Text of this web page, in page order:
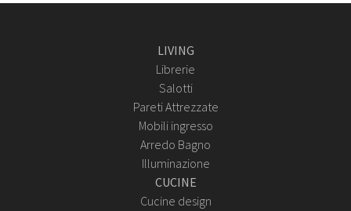
LIVING
Librerie
Salotti
Pareti Attrezzate
Mobili ingresso
Arredo Bagno
Illuminazione
CUCINE
Cucine design